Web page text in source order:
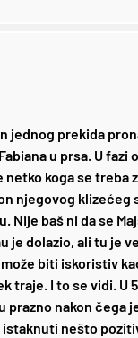
jednog prekida
u prsa. U fazi
koga se treba
njegovog klizećeg
Nije baš ni da se
je dolazio, ali tu je
biti iskoristiv
traje. I to se vidi. U
nakon čega
nešto